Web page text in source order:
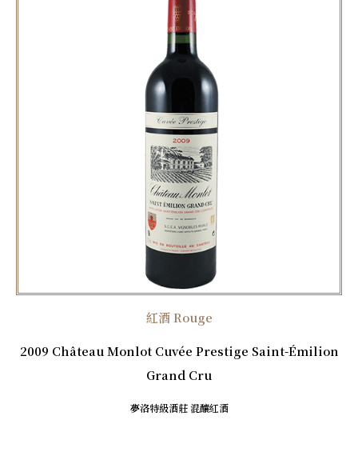
紅酒 Rouge
2009 Château Monlot Cuvée Prestige Saint-Émilion
Grand Cru
夢洛特級酒莊 混釀紅酒